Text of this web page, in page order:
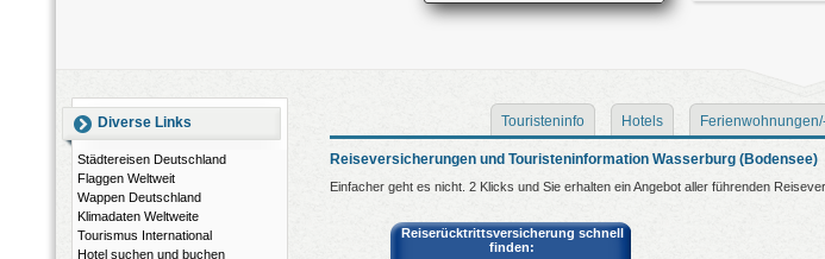
Diverse Links
Städtereisen Deutschland
Flaggen Weltweit
Wappen Deutschland
Klimadaten Weltweite
Tourismus International
Hotel suchen und buchen
Touristeninfo Hotels
Reiseversicherungen und Touristeninformation Wasserburg (Bodensee)
Einfacher geht es nicht. 2 Klicks und Sie erhalten ein Angebot aller führenden
Reiserücktrittsversicherung schnell
finden: